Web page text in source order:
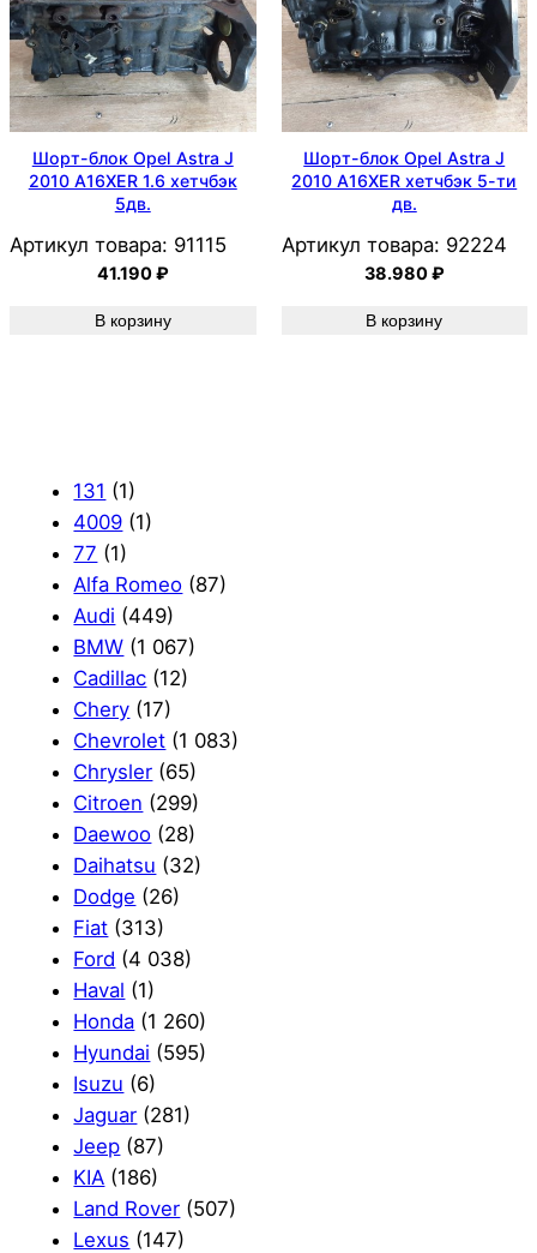
Шорт-блок Opel Astra J
2010 A16XER 1.6 хетчбэк
5дв.
Артикул товара: 91115
41.190₽
В корзину
Шорт-блок Opel Astra J
2010 A16XER хетчбэк 5-ти
дв.
Артикул товара: 92224
38.980₽
В корзину
131 (1)
4009 (1)
77 (1)
Alfa Romeo (87)
Audi (449)
BMW (1 067)
Cadillac (12)
Chery (17)
Chevrolet (1 083)
Chrysler (65)
Citroen (299)
Daewoo (28)
Daihatsu (32)
Dodge (26)
Fiat (313)
Ford (4 038)
Haval (1)
Honda (1 260)
Hyundai (595)
Isuzu (6)
Jaguar (281)
Jeep (87)
KIA (186)
Land Rover (507)
Lexus (147)